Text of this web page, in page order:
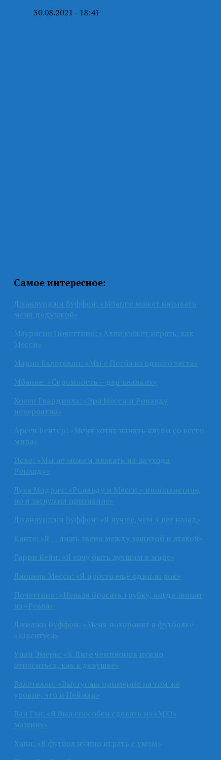
30.08.2021 - 18:41
Самое интересное:
Джанлуиджи Буффон: «Мбаппе может называть
меня дедушкой»
Маурисио Почеттино: «Алли может играть, как
Месси»
Марио Балотелли: «Мы с Погба из одного теста»
Мбаппе: «Скромность – дар великих»
Хосеп Гвардиола: «Эра Месси и Роналду
невероятна»
Арсен Венгер: «Меня хотят нанять клубы со всего
мира»
Иско: «Мы не можем плакать из-за ухода
Роналду»
Лука Модрич: «Роналду и Месси – инопланетяне,
но я заслужил признание»
Джанлуиджи Буффон: «Я лучше, чем 5 лет назад»
Канте: «Я — лишь звено между защитой и атакой»
Гарри Кейн: «Я хочу быть лучшим в мире»
Лионель Месси: «Я просто ещё один игрок»
Почеттино: «Нельзя бросать трубку, когда звонят
из «Реала»
Джиджи Буффон: «Меня похоронят в футболке
«Ювентуса»
Унай Эмери: «К Лиге чемпионов нужно
относиться, как к девушке»
Балотелли: «Выступаю примерно на том же
уровне, что и Неймар»
Ван Гал: «Я был способен сделать из «МЮ»
машину»
Хави: «В футбол нужно играть с умом»